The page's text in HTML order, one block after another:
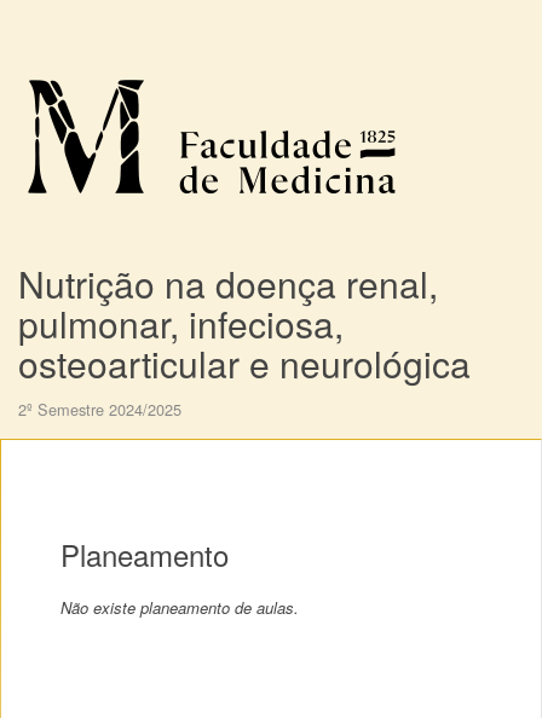
Nutrição na doença renal,
pulmonar, infeciosa,
osteoarticular e neurológica
2º Semestre 2024/2025
Planeamento
Não existe planeamento de aulas.